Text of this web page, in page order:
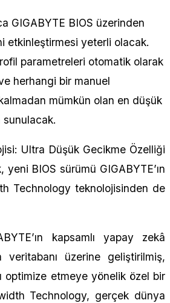
GIGABYTE BIOS üzerinden
etkinleştirmesi yeterli olacak.
parametreleri otomatik olarak
herhangi bir manuel
mümkün olan en düşük
sunulacak.
Ultra Düşük Gecikme Özelliği
BIOS sürümü GIGABYTE’ın
Technology teknolojisinden de
kapsamlı yapay zekâ
veritabanı üzerine geliştirilmiş,
optimize etmeye yönelik özel bir
Technology, gerçek dünya